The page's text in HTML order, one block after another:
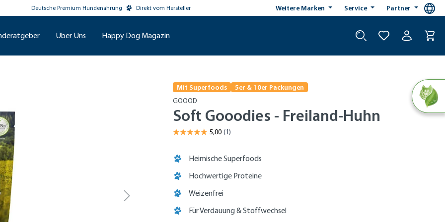
Deutsche Premium Hundenahrung Direkt vom Hersteller Weitere Marken Service Partner
Über Uns Happy Dog Magazin
Mit Superfoods 5er & 10er Packungen
GOOOD
Soft Gooodies - Freiland-Huhn
Heimische Superfoods
Hochwertige Proteine
Weizenfrei
Für Verdauung & Stoffwechsel